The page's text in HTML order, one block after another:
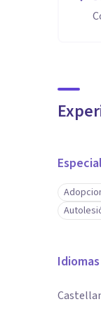
Idiomas